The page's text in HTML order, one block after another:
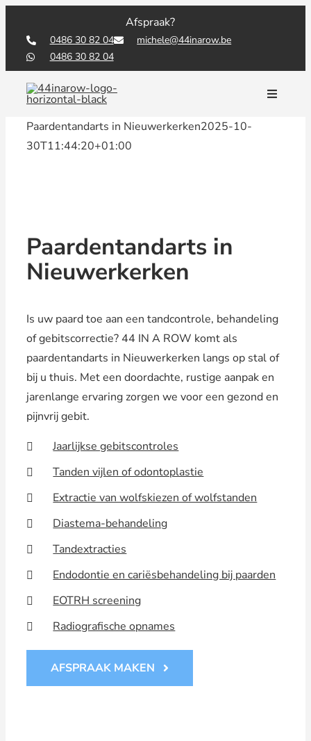
content
Afspraak?
0486 30 82 04
michele@44inarow.be
0486 30 82 04
Toggle
Paardentandarts in Nieuwerkerken2025-10-
30T11:44:20+01:00
Paardentandarts in
Nieuwerkerken
Is uw paard toe aan een tandcontrole, behandeling
of gebitscorrectie? 44 IN A ROW komt als
paardentandarts in Nieuwerkerken langs op stal of
bij u thuis. Met een doordachte, rustige aanpak en
jarenlange ervaring zorgen we voor een gezond en
pijnvrij gebit.
Jaarlijkse gebitscontroles
Tanden vijlen of odontoplastie
Extractie van wolfskiezen of wolfstanden
Diastema-behandeling
Tandextracties
Endodontie en cariësbehandeling bij paarden
EOTRH screening
Radiografische opnames
AFSPRAAK MAKEN